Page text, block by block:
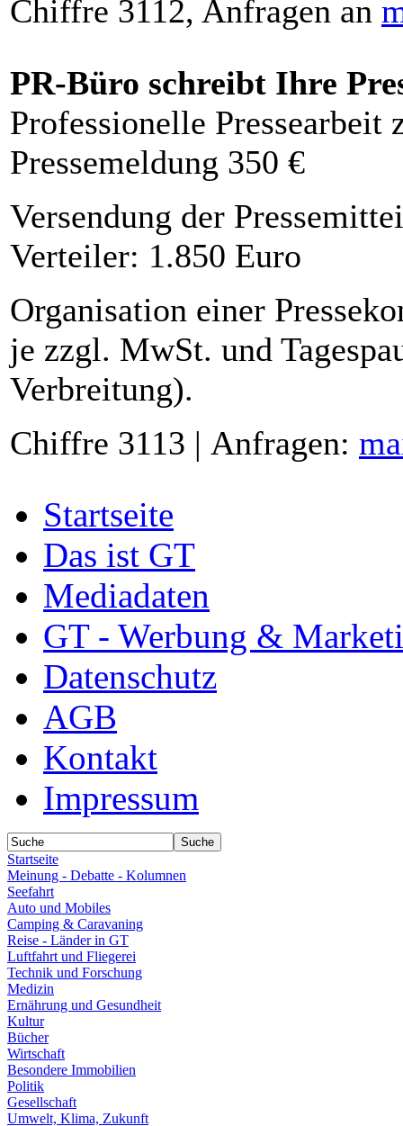
Chiffre 3112, Anfragen an
PR-Büro schreibt Ihre
Professionelle Pressearbeit
Pressemeldung 350 €
Versendung der
Verteiler: 1.850 Euro
Organisation einer
je zzgl. MwSt. und
Verbreitung).
Chiffre 3113 | Anfragen:
Startseite
Das ist GT
Mediadaten
GT - Werbung &
Datenschutz
AGB
Kontakt
Impressum
Startseite
Meinung - Debatte - Kolumnen
Seefahrt
Auto und Mobiles
Camping & Caravaning
Reise - Länder in GT
Luftfahrt und Fliegerei
Technik und Forschung
Medizin
Ernährung und Gesundheit
Kultur
Bücher
Wirtschaft
Besondere Immobilien
Politik
Gesellschaft
Umwelt, Klima, Zukunft